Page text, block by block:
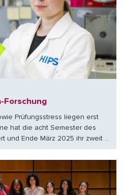
Forschung
Prüfungsstress liegen erst
hat die acht Semester des
und Ende März 2025 ihr zweit ...